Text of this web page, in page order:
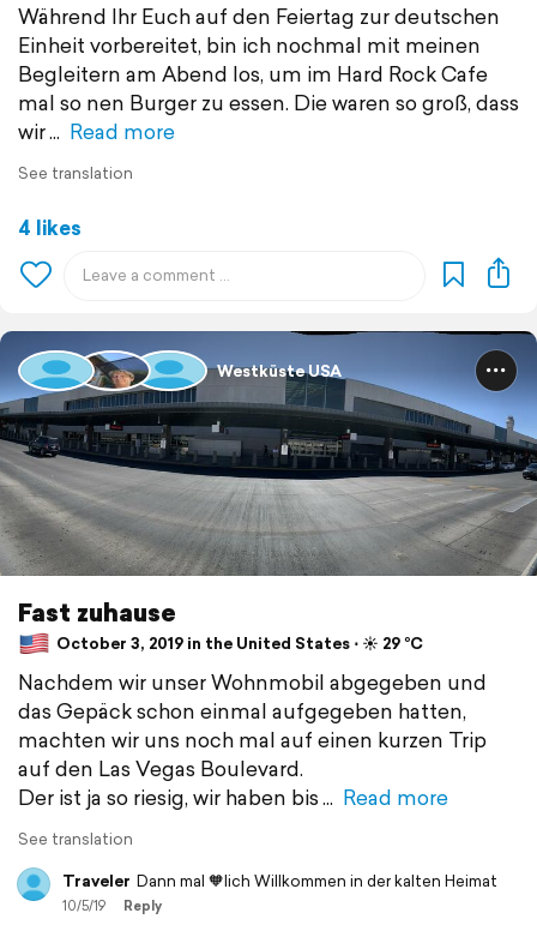
Während Ihr Euch auf den Feiertag zur deutschen
Einheit vorbereitet, bin ich nochmal mit meinen
Begleitern am Abend los, um im Hard Rock Cafe
mal so nen Burger zu essen. Die waren so groß, dass
wir
Read more
See translation
4 likes
Westküste USA
Fast zuhause
October 3, 2019 in the United States ⋅ ☀️ 29 °C
Nachdem wir unser Wohnmobil abgegeben und
das Gepäck schon einmal aufgegeben hatten,
machten wir uns noch mal auf einen kurzen Trip
auf den Las Vegas Boulevard.
Der ist ja so riesig, wir haben bis
Read more
See translation
Traveler Dann mal 🧡lich Willkommen in der kalten Heimat
10/5/19 Reply